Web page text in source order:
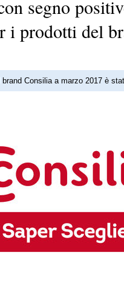
segno
i prodotti del
Consilia a marzo 2017 è